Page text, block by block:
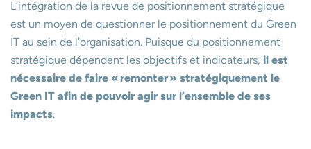
L’intégration de la revue de positionnement stratégique
est un moyen de questionner le positionnement du Green
IT au sein de l’organisation. Puisque du positionnement
stratégique dépendent les objectifs et indicateurs, il est
nécessaire de faire « remonter » stratégiquement le
Green IT afin de pouvoir agir sur l’ensemble de ses
impacts.